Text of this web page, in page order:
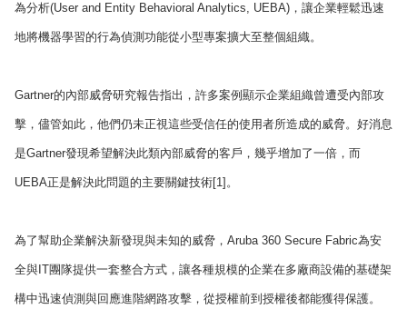
為分析(User and Entity Behavioral Analytics, UEBA)，讓企業輕鬆迅速
地將機器學習的行為偵測功能從小型專案擴大至整個組織。
Gartner的內部威脅研究報告指出，許多案例顯示企業組織曾遭受內部攻
擊，儘管如此，他們仍未正視這些受信任的使用者所造成的威脅。好消息
是Gartner發現希望解決此類內部威脅的客戶，幾乎增加了一倍，而
UEBA正是解決此問題的主要關鍵技術[1]。
為了幫助企業解決新發現與未知的威脅，Aruba 360 Secure Fabric為安
全與IT團隊提供一套整合方式，讓各種規模的企業在多廠商設備的基礎架
構中迅速偵測與回應進階網路攻擊，從授權前到授權後都能獲得保護。